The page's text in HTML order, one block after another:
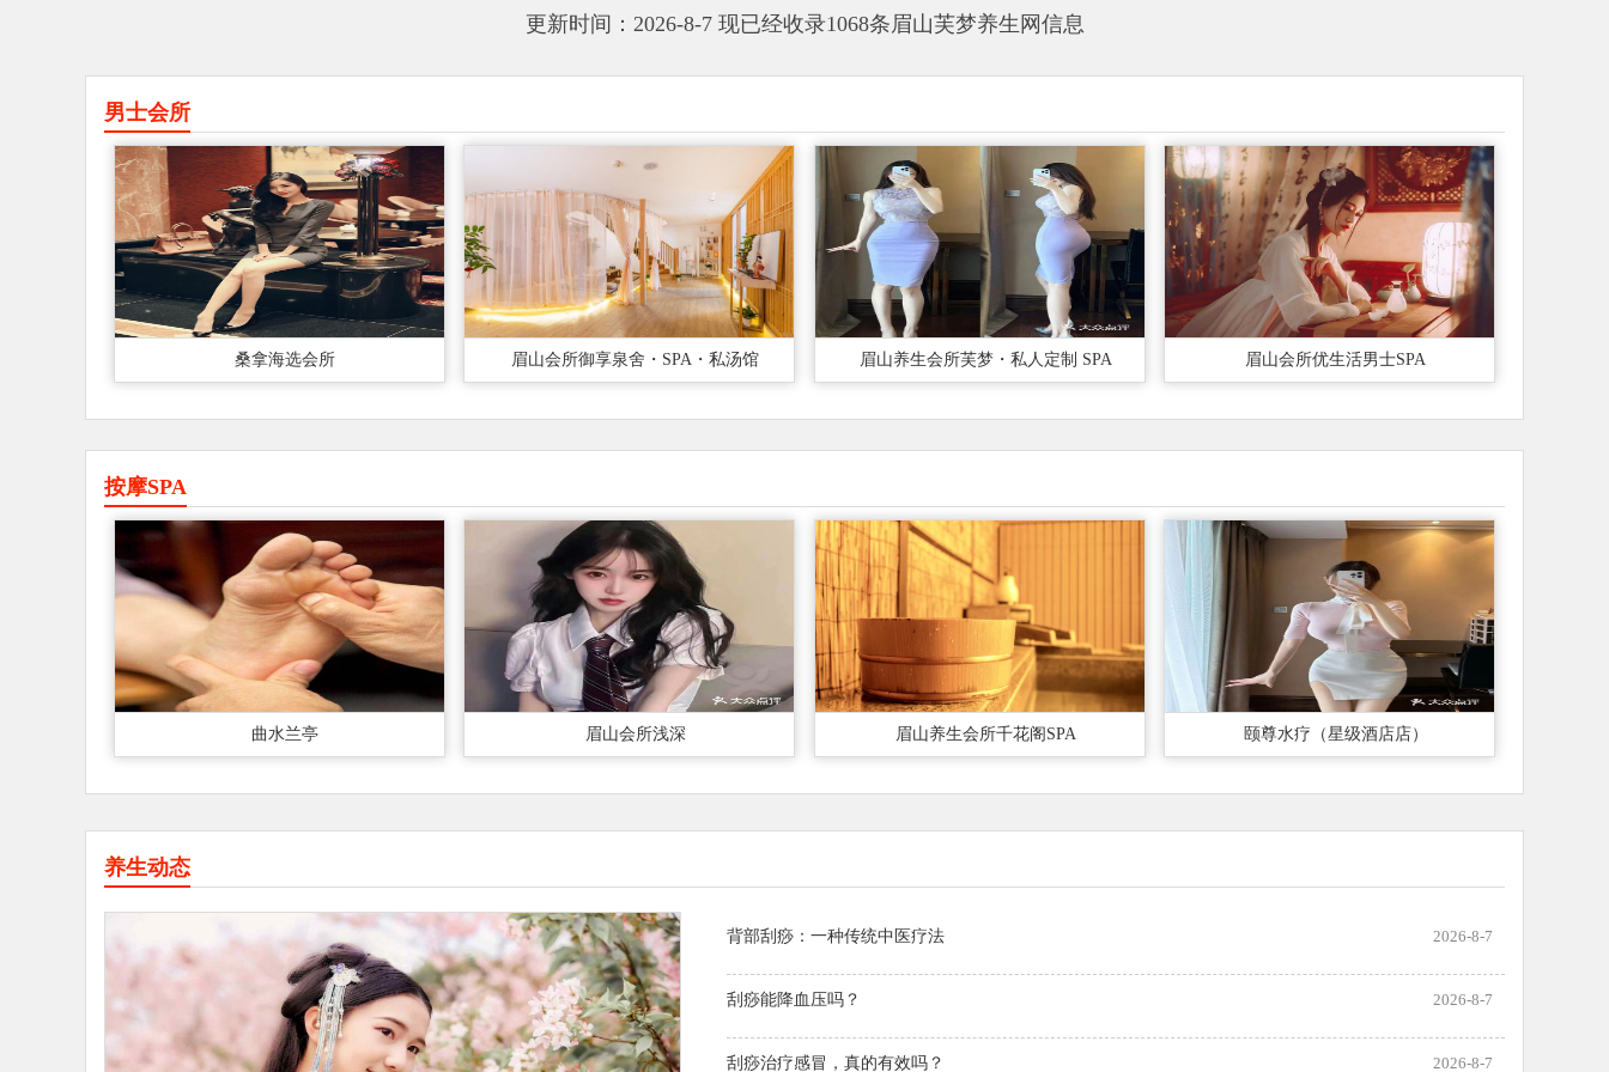
更新时间：2026-8-7 现已经收录1068条眉山芙梦养生网信息
男士会所
桑拿海选会所 眉山会所御享泉舍・SPA・私汤馆 眉山养生会所芙梦・私人定制 SPA 眉山会所优生活男士SPA
按摩SPA
曲水兰亭 眉山会所浅深 眉山养生会所千花阁SPA 颐尊水疗（星级酒店店）
养生动态
2026-8-7
背部刮痧：一种传统中医疗法
2026-8-7
刮痧能降血压吗？
2026-8-7
刮痧治疗感冒，真的有效吗？